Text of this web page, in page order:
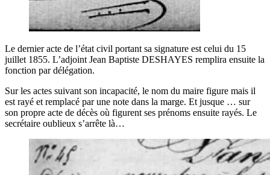
Le dernier acte de l’état civil portant sa signature est celui du 15
juillet 1855. L’adjoint Jean Baptiste DESHAYES remplira ensuite la
fonction par délégation.
Sur les actes suivant son incapacité, le nom du maire figure mais il
est rayé et remplacé par une note dans la marge. Et jusque … sur
son propre acte de décès où figurent ses prénoms ensuite rayés. Le
secrétaire oublieux s’arrête là…